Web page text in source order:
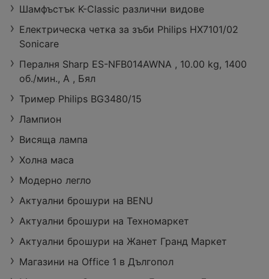
Супер оферти
в T MARKET с
валидност до
10.08.2026
Пазарувай с к
арта Благодар
с предложени
я с валидност
Шамфъстък K-Classic различни видове
Електрическа четка за зъби Philips HX7101/02
Sonicare
Пералня Sharp ES-NFB014AWNA , 10.00 kg, 1400
об./мин., A , Бял
Тример Philips BG3480/15
Лампион
Висяща лампа
Холна маса
Модерно легло
Актуални брошури на BENU
Актуални брошури на Техномаркет
Актуални брошури на Жанет Гранд Маркет
Магазини на Office 1 в Дългопол